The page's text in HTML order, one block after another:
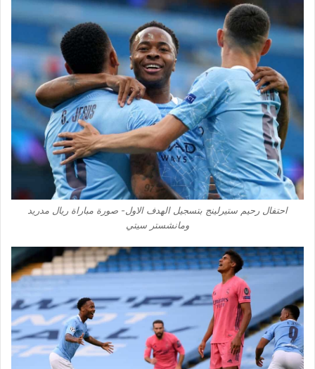
احتفال رحيم ستيرلينج بتسجيل الهدف الاول- صورة مباراة ريال مدريد
ومانشستر سيتي